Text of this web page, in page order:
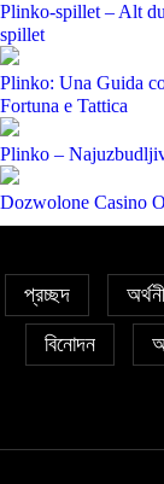
Plinko-spillet – Alt
spillet
Plinko: Una Guida
Fortuna e Tattica
Plinko –
Dozwolone Casino
প্রচ্ছদ
বিনোদন